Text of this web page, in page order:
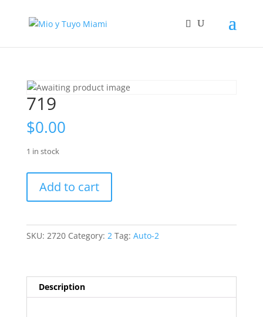
719
$0.00
1 in stock
quantity
Add to cart
SKU: 2720 Category: 2 Tag: Auto-2
Description